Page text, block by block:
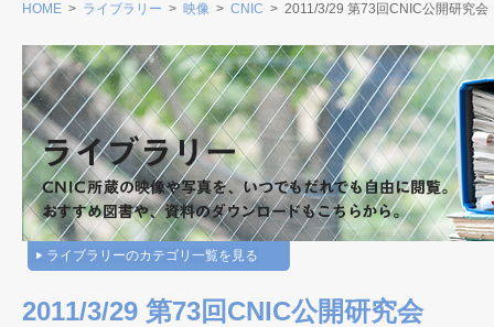
HOME > ライブラリー > 映像 > CNIC > 2011/3/29 第73回CNIC公開研究会
ライブラリーのカテゴリ一覧を見る
2011/3/29 第73回CNIC公開研究会